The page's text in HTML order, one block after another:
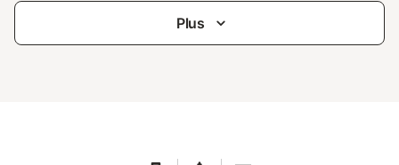
Plus